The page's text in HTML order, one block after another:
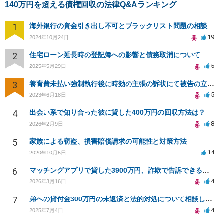
140万円を超える債権回収の法律Q&Aランキング
1 海外銀行の資金引き出し不可とブラックリスト問題の相談
2024年10月24日 19
2 住宅ローン延長時の登記簿への影響と債務取消について
2025年5月29日 5
3 養育費未払い強制執行後に時効の主張の訴状にて被告の立場です。東京裁判所対応可能弁護人を探しております
2023年6月18日 5
4 出会い系で知り合った彼に貸した400万円の回収方法は？
2026年2月9日 8
5 家族による窃盗、損害賠償請求の可能性と対策方法
2020年10月5日 14
6 マッチングアプリで貸した3900万円、詐欺で告訴できるか？
2026年3月16日 4
7 弟への貸付金300万円の未返済と法的対処について相談したい
2025年7月4日 4